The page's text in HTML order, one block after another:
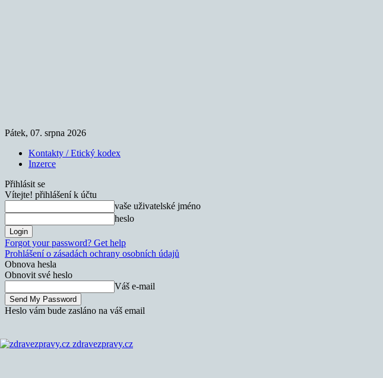
Pátek, 07. srpna 2026
Kontakty / Etický kodex
Inzerce
Přihlásit se
Vítejte! přihlášení k účtu
vaše uživatelské jméno
heslo
Forgot your password? Get help
Prohlášení o zásadách ochrany osobních údajů
Obnova hesla
Obnovit své heslo
Váš e-mail
Heslo vám bude zasláno na váš email
zdravezpravy.cz